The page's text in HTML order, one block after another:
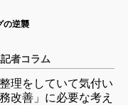
の逆襲
者コラム
理をしていて気付い
改善」に必要な考え